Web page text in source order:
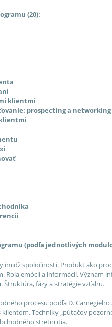
(20):
klientmi
prospecting a networking
(podľa jednotlivých
imidž spoločnosti. Produkt ako
Rola emócií a informácií.
Štruktúra, fázy a stratégie vzťahu.
procesu podľa D.
Techniky „pútačov
stretnutia.